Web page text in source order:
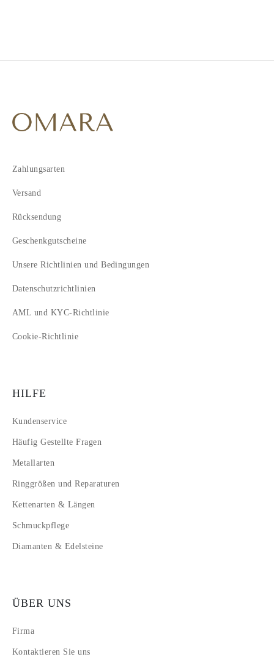
7
8
11
Zahlungsarten
Versand
Rücksendung
Geschenkgutscheine
Unsere Richtlinien und Bedingungen
Datenschutzrichtlinien
AML und KYC-Richtlinie
Cookie-Richtlinie
HILFE
Kundenservice
Häufig Gestellte Fragen
Metallarten
Ringgrößen und Reparaturen
Kettenarten & Längen
Schmuckpflege
Diamanten & Edelsteine
ÜBER UNS
Firma
Kontaktieren Sie uns